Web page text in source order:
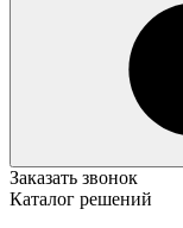
Заказать звонок
Каталог решений